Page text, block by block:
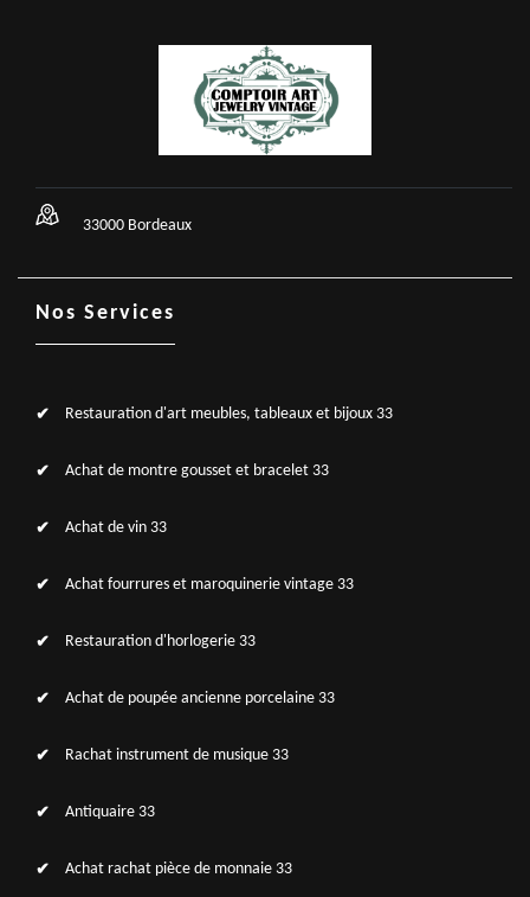
33000 Bordeaux
Nos Services
Restauration d'art meubles, tableaux et bijoux 33
Achat de montre gousset et bracelet 33
Achat de vin 33
Achat fourrures et maroquinerie vintage 33
Restauration d'horlogerie 33
Achat de poupée ancienne porcelaine 33
Rachat instrument de musique 33
Antiquaire 33
Achat rachat pièce de monnaie 33